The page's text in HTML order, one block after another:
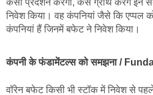
निवेश किया। वह कंपनियां जैसे कि एप्पल
कंपनियां हैं जिनमें बफेट ने निवेश किया।
कंपनी के फंडामेंटल्स को समझना /
वॉरेन बफेट किसी भी स्टॉक में निवेश से